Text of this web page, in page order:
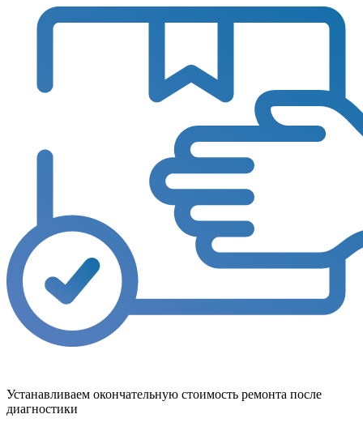
Устанавливаем окончательную стоимость ремонта после
диагностики